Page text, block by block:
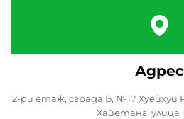
Адрес
2-ри етаж, сграда Б, №17 Хуейхуи
Хайетанг,